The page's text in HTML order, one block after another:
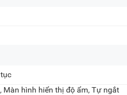
Màn hình hiển thị độ ẩm, Tự ngắt